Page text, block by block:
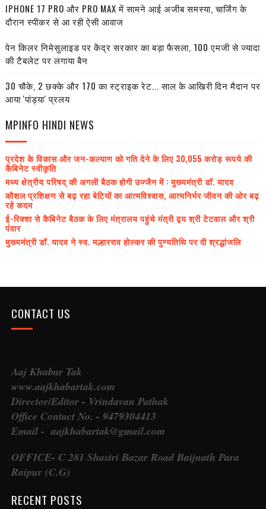
IPHONE 17 PRO और PRO MAX में सामने आई अजीब समस्या, चार्जिंग के
दौरान स्पीकर से आ रही ऐसी आवाज
पेन किलर निमेसुलाइड पर केंद्र सरकार का बड़ा फैसला, 100 एमजी से ज्यादा
की टैबलेट पर लगाया बैन
30 चौके, 2 छक्के और 170 का स्ट्राइक रेट... साल के आखिरी दिन मैदान पर
आया 'पांड्या' प्रलय
MPINFO HINDI NEWS
प्रदेश के विकास और जन-कल्याण को गति देने के लिए 30,055 करोड़ रूपये की
कैबिनेट स्वीकृति
मध्य क्षेत्रीय परिषद् की अगली बैठक होगी उज्जैन में : मुख्यमंत्री डॉ. यादव
कौशल प्रशिक्षण से बढ़ रहा बेटियों का आत्मविश्वास, आत्मनिर्भर जीवन की ओर बढ़
रहे कदम
ई-रिक्शा से कैबिनेट बैठक के लिए मंत्रालय पहुंचे मंत्री द्वय श्री टेटवाल और श्री
पंवार
मुख्यमंत्री डॉ. यादव ने स्व. मल्हारराव होल्कर की पुण्यतिथि पर दी श्रद्धांजलि
CONTACT US
Aaj Khabar Tak
www.aajkhabartak.com
Director/Editor - Vrindavan Pathak
Office Contact No. - 9479304413
Email - aajkhabartak@gmail.com
OFFICE- C 281 Shastri Bazar Road Baijnath Para
Raipur (C.G)
RECENT POSTS